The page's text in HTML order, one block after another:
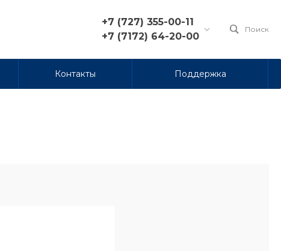
+7 (727) 355-00-11
+7 (7172) 64-20-00
г. Алматы, пр. Достык 210,
блок А, бизнес-центр
Поиск
Контакты Поддержка